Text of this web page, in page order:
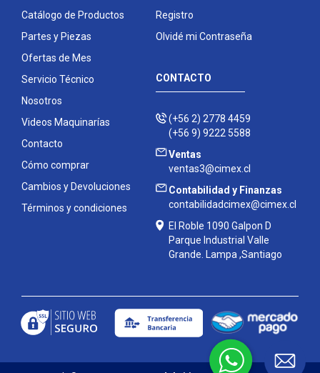
Catálogo de Productos
Partes y Piezas
Ofertas de Mes
Servicio Técnico
Nosotros
Videos Maquinarías
Contacto
Cómo comprar
Cambios y Devoluciones
Términos y condiciones
Registro
Olvidé mi Contraseña
CONTACTO
(+56 2) 2778 4459
(+56 9) 9222 5588
Ventas
ventas3@cimex.cl
Contabilidad y Finanzas
contabilidadcimex@cimex.cl
El Roble 1090 Galpon D
Parque Industrial Valle
Grande. Lampa ,Santiago